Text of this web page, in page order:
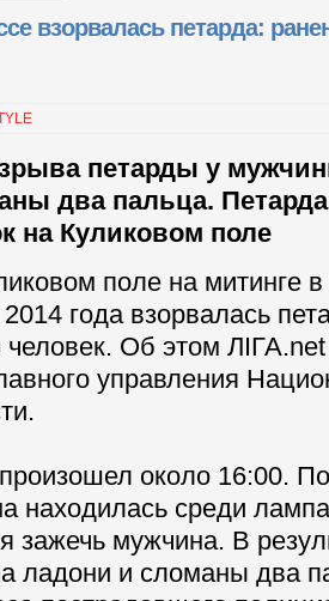
взорвалась петарда:
петарды у
два пальца.
на Куликовом поле
поле на митинге
года взорвалась
человек. Об этом
управления
около 16:00.
находилась среди
зажечь мужчина. В
ладони и сломаны два